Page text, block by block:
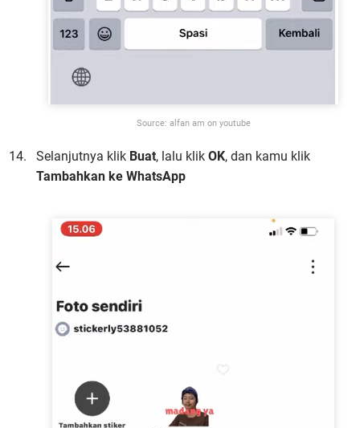
Source: alfan am on youtube
Selanjutnya klik Buat, lalu klik OK, dan kamu klik
Tambahkan ke WhatsApp